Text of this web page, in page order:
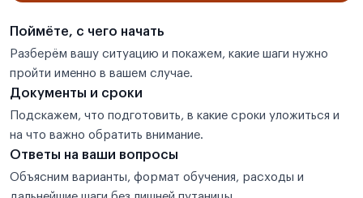
Поймёте, с чего начать
Разберём вашу ситуацию и покажем, какие шаги нужно
пройти именно в вашем случае.
Документы и сроки
Подскажем, что подготовить, в какие сроки уложиться и
на что важно обратить внимание.
Ответы на ваши вопросы
Объясним варианты, формат обучения, расходы и